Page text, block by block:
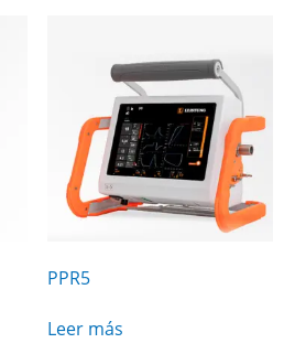
PPR5
Leer más